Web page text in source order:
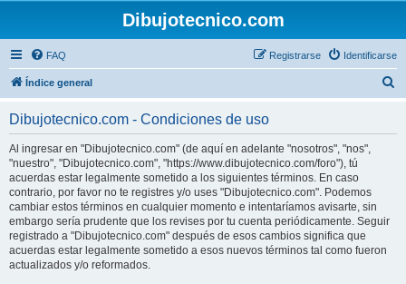
Dibujotecnico.com
FAQ Identificarse
Registrarse
Índice general
Dibujotecnico.com - Condiciones de uso
Al ingresar en "Dibujotecnico.com" (de aquí en adelante "nosotros", "nos",
"nuestro", "Dibujotecnico.com", "https://www.dibujotecnico.com/foro"), tú
acuerdas estar legalmente sometido a los siguientes términos. En caso
contrario, por favor no te registres y/o uses "Dibujotecnico.com". Podemos
cambiar estos términos en cualquier momento e intentaríamos avisarte, sin
embargo sería prudente que los revises por tu cuenta periódicamente. Seguir
registrado a "Dibujotecnico.com" después de esos cambios significa que
acuerdas estar legalmente sometido a esos nuevos términos tal como fueron
actualizados y/o reformados.